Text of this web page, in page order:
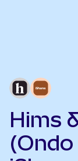
Hims
(Ondo